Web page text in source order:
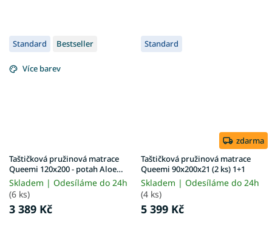
Standard Bestseller
Více barev
Taštičková pružinová matrace
Queemi 120x200 - potah Aloe
Vera
Skladem | Odesíláme do 24h
(6 ks)
3 389 Kč
Standard
zdarma
Taštičková pružinová matrace
Queemi 90x200x21 (2 ks) 1+1
Skladem | Odesíláme do 24h
(4 ks)
5 399 Kč